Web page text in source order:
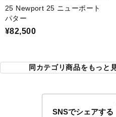
ャメロン)
25 Newport 25 ニューポート
パター
¥82,500
同カテゴリ商品をもっと
SNSでシェアする